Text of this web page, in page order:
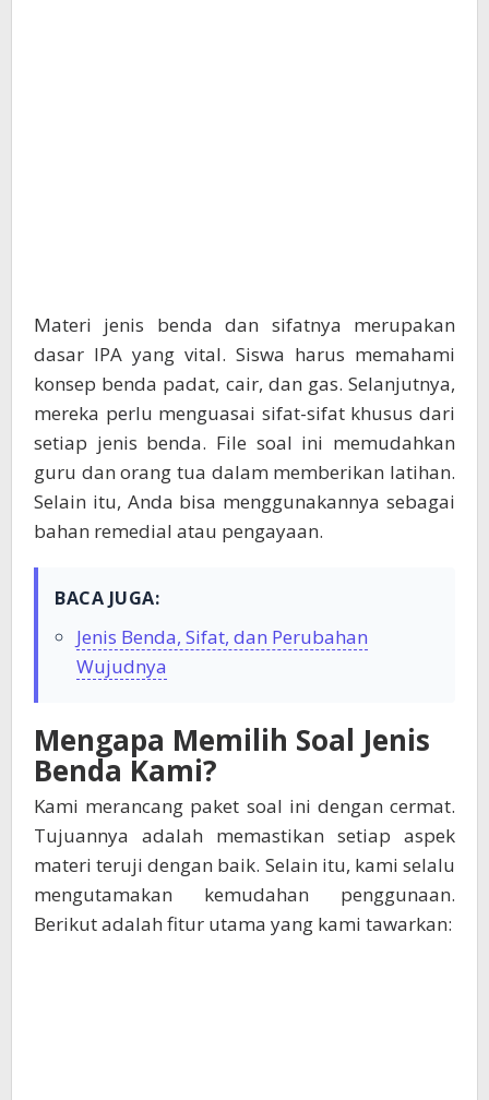
Materi jenis benda dan sifatnya merupakan
dasar IPA yang vital. Siswa harus memahami
konsep benda padat, cair, dan gas. Selanjutnya,
mereka perlu menguasai sifat-sifat khusus dari
setiap jenis benda. File soal ini memudahkan
guru dan orang tua dalam memberikan latihan.
Selain itu, Anda bisa menggunakannya sebagai
bahan remedial atau pengayaan.
BACA JUGA:
Jenis Benda, Sifat, dan Perubahan
Wujudnya
Mengapa Memilih Soal Jenis
Benda Kami?
Kami merancang paket soal ini dengan cermat.
Tujuannya adalah memastikan setiap aspek
materi teruji dengan baik. Selain itu, kami selalu
mengutamakan kemudahan penggunaan.
Berikut adalah fitur utama yang kami tawarkan: